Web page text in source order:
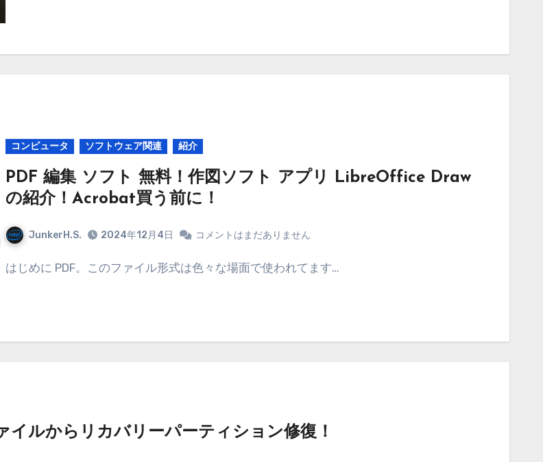
コンピュータ ソフトウェア関連 紹介
PDF 編集 ソフト 無料！作図ソフト アプリ LibreOffice Draw
の紹介！Acrobat買う前に！
JunkerH.S. 2024年12月4日 コメントはまだありません
はじめに PDF。このファイル形式は色々な場面で使われてます…
ルからリカバリーパーティション修復！